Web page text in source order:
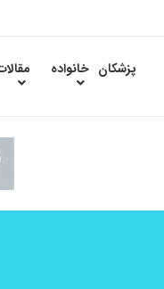
پزشکان خانواده